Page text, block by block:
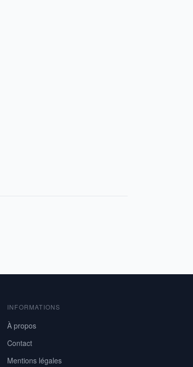
INFORMATIONS
À propos
Contact
Mentions légales